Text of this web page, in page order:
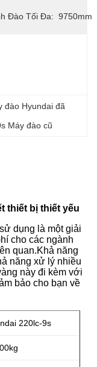
Đào Tối Đa: 9750mm
đào Hyundai đã
Máy đào cũ
thiết bị thiết yếu
dụng là một giải
cho các ngành
quan.Khả năng
năng xử lý nhiều
này đi kèm với
bảo cho bạn về
220lc-9s